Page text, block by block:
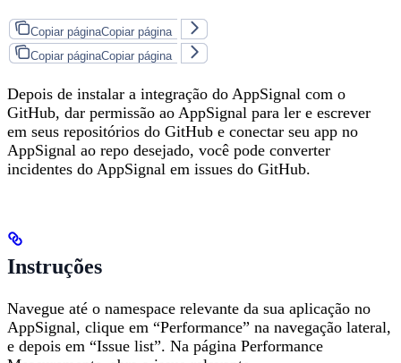
Copiar páginaCopiar página
Copiar páginaCopiar página
Depois de instalar a integração do AppSignal com o
GitHub, dar permissão ao AppSignal para ler e escrever
em seus repositórios do GitHub e conectar seu app no
AppSignal ao repo desejado, você pode converter
incidentes do AppSignal em issues do GitHub.
Instruções
Navegue até o namespace relevante da sua aplicação no
AppSignal, clique em “Performance” na navegação lateral,
e depois em “Issue list”. Na página Performance